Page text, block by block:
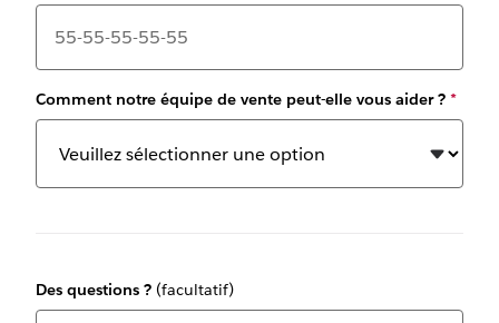
Comment notre équipe de vente peut-elle vous aider ? *
Des questions ? (facultatif)